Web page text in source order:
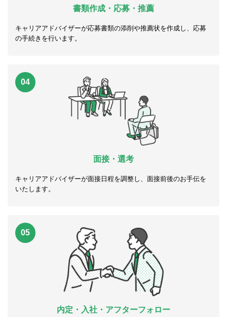
書類作成・応募・推薦
キャリアアドバイザーが応募書類の添削や推薦状を作成し、応募
の手続きを行います。
04
面接・選考
キャリアアドバイザーが面接日程を調整し、面接前後のお手伝を
いたします。
05
内定・入社・アフターフォロー